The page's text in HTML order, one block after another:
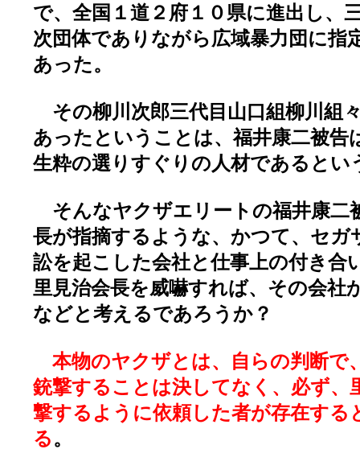
で、全国１道２府１０県に進出し、
次団体でありながら広域暴力団に指
あった。
その柳川次郎三代目山口組柳川組
あったということは、福井康二被告
生粋の選りすぐりの人材であるとい
そんなヤクザエリートの福井康二
長が指摘するような、かつて、セガ
訟を起こした会社と仕事上の付き合
里見治会長を威嚇すれば、その会社
などと考えるであろうか？
本物のヤクザとは、自らの判断で
銃撃することは決してなく、必ず、
撃するように依頼した者が存在する
る。